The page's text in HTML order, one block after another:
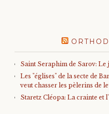
Saint Seraphim de Sarov: Le
Les "églises" de la secte de
veut chasser les pèlerins de
Staretz Cléopa: La crainte et